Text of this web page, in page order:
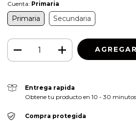
Cuenta: Primaria
Primaria Secundaria
Entrega rapida
Obtene tu producto en 10 - 30
Compra protegida